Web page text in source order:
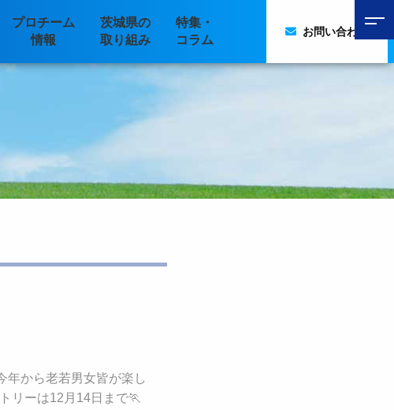
プロチーム
情報
茨城県の
取り組み
特集・
コラム
お問い合わせ
年から老若男女皆が楽し
リーは12月14日まで🏃